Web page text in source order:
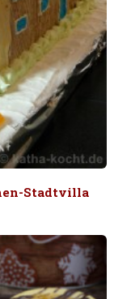
Stadtvilla